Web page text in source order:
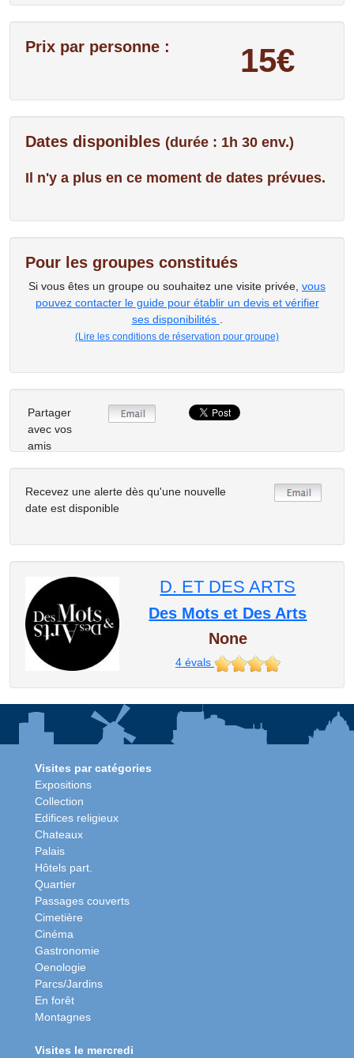
Prix par personne : 15€
Dates disponibles (durée : 1h 30 env.)
Il n'y a plus en ce moment de dates prévues.
Pour les groupes constitués
Si vous êtes un groupe ou souhaitez une visite privée, vous
pouvez contacter le guide pour établir un devis et vérifier
ses disponibilités
(Lire les conditions de réservation pour groupe)
Partager
avec vos
amis
Recevez une alerte dès qu'une nouvelle
date est disponible
D. ET DES ARTS
Des Mots et Des Arts
None
4évals
Visites par catégories
Expositions
Collection
Edifices religieux
Chateaux
Palais
Hôtels part.
Quartier
Passages couverts
Cimetière
Cinéma
Gastronomie
Oenologie
Parcs/Jardins
En forêt
Montagnes
Visites le mercredi